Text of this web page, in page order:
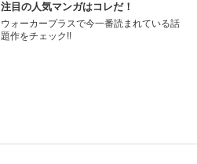
注目の人気マンガはコレだ！
ウォーカープラスで今一番読まれている話
題作をチェック!!